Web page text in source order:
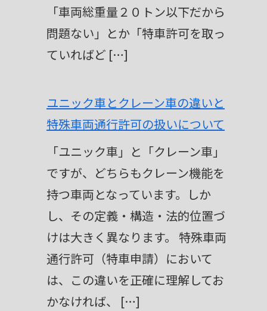
「車両総重量２０トン以下だから
問題ない」とか「特車許可を取っ
ていればど […]
ユニック車とクレーン車の違いと
特殊車両通行許可の扱いについて
「ユニック車」と「クレーン車」
ですが、どちらもクレーン機能を
持つ車両となっています。しか
し、その定義・構造・法的位置づ
けは大きく異なります。 特殊車両
通行許可（特車申請）において
は、この違いを正確に理解してお
かなければ、 […]